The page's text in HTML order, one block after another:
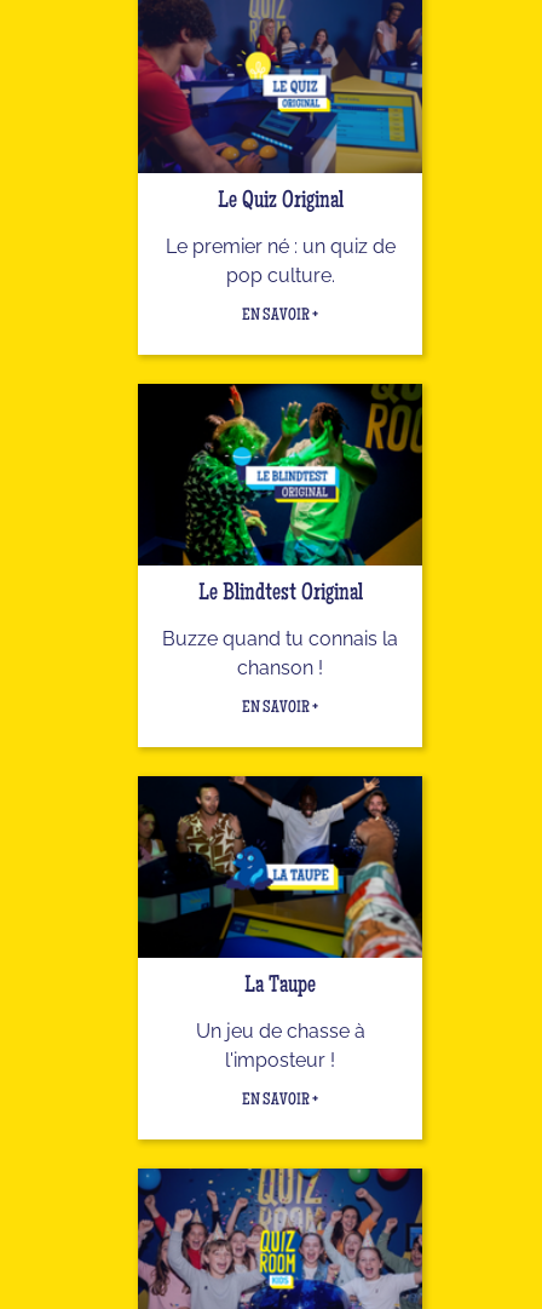
Le Quiz Original
Le premier né : un quiz de
pop culture.
EN SAVOIR +
Le Blindtest Original
Buzze quand tu connais la
chanson !
EN SAVOIR +
La Taupe
Un jeu de chasse à
l'imposteur !
EN SAVOIR +